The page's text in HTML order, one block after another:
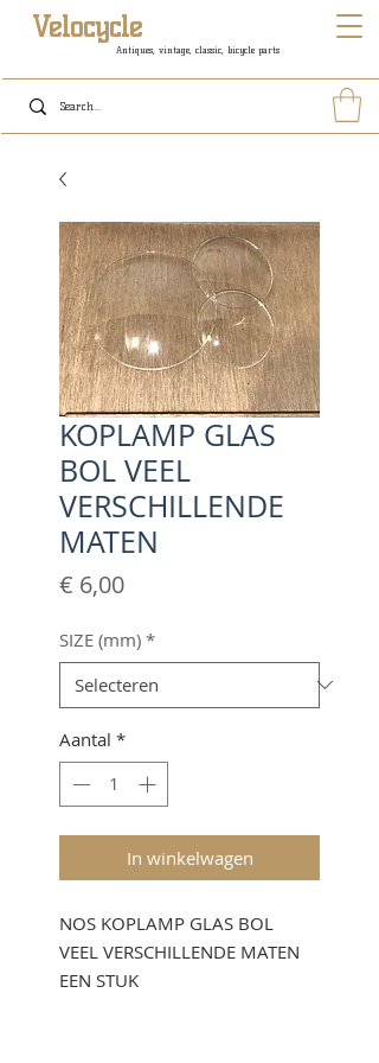
Antiques, vintage, classic, bicycle parts
Velocycle
KOPLAMP GLAS
BOL VEEL
VERSCHILLENDE
MATEN
€ 6,00Prijs
SIZE (mm) *
Aantal *
In winkelwagen
NOS KOPLAMP GLAS BOL
VEEL VERSCHILLENDE MATEN
EEN STUK